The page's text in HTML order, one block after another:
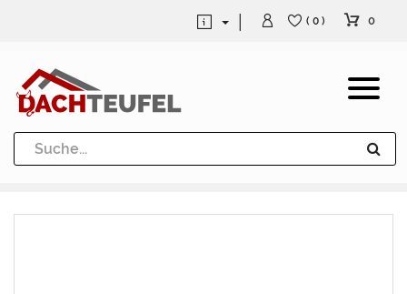
Dachrinne und Fallrohre
Werkzeuge und Löttechnik
( 0 ) 0